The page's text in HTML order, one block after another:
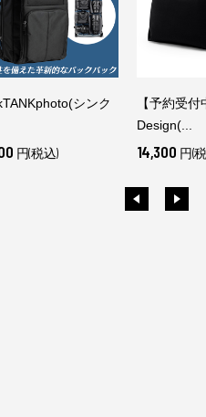
シンク
円(税込)
【予約受
Design(...
14,300 円(